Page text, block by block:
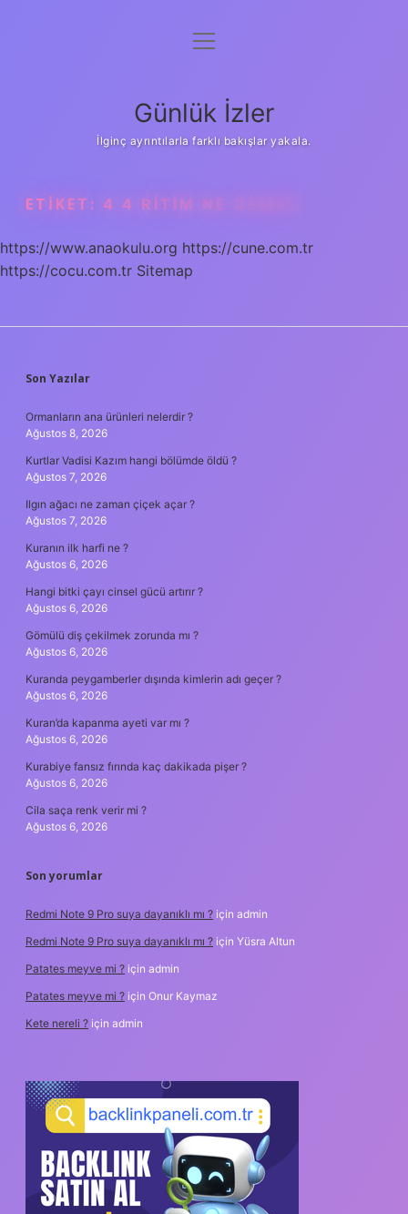
Anasayfa
Yasal Uyarı
menüyü
Günlük İzler
İlginç ayrıntılarla farklı bakışlar yakala.
ETIKET: 4 4 RITIM NE DEMEK
https://www.anaokulu.org https://cune.com.tr
https://cocu.com.tr Sitemap
SIDEBAR
Son Yazılar
Ormanların ana ürünleri nelerdir ?
Ağustos 8, 2026
Kurtlar Vadisi Kazım hangi bölümde öldü ?
Ağustos 7, 2026
Ilgın ağacı ne zaman çiçek açar ?
Ağustos 7, 2026
Kuranın ilk harfi ne ?
Ağustos 6, 2026
Hangi bitki çayı cinsel gücü artırır ?
Ağustos 6, 2026
Gömülü diş çekilmek zorunda mı ?
Ağustos 6, 2026
Kuranda peygamberler dışında kimlerin adı geçer ?
Ağustos 6, 2026
Kuran’da kapanma ayeti var mı ?
Ağustos 6, 2026
Kurabiye fansız fırında kaç dakikada pişer ?
Ağustos 6, 2026
Cila saça renk verir mi ?
Ağustos 6, 2026
Son yorumlar
Redmi Note 9 Pro suya dayanıklı mı ? için admin
Redmi Note 9 Pro suya dayanıklı mı ? için Yüsra Altun
Patates meyve mi ? için admin
Patates meyve mi ? için Onur Kaymaz
Kete nereli ? için admin